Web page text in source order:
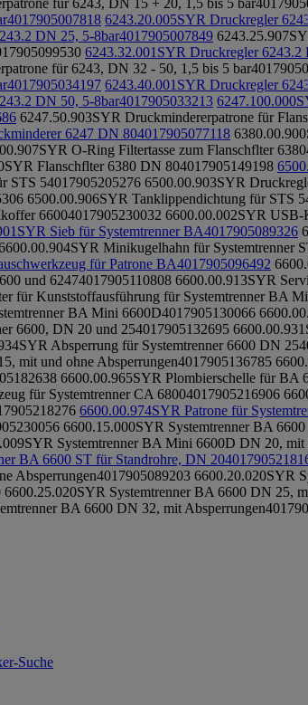
4017905007818 6243.20.005SYR Druckregler
DN 25, 5-8bar4017905007849 6243.25.907
6243.32.001 SYR Druckregler 6243.2
für 6243, DN 32 - 50, 1,5 bis 5 bar
4017905034197 6243.40.001 SYR Druckregler
DN 50, 5-8bar4017905033213 6247.100.000
6247.50.903SYR Druckmindererpatrone für
6247 DN 804017905077118 6380.00.900
SYR O-Ring Filtertasse zum Flanschflter 6380
SYR Flanschflter 6380 DN 804017905149198
STS 54017905205276 6500.00.903SYR
6500.00.906SYR Tanklippendichtung für STS 5
66004017905230032 6600.00.002SYR USB-
SYR Sieb für Systemtrenner BA4017905089326
SYR Minikugelhahn für Systemtrenner
für Patrone BA4017905096492
und 62474017905110808 6600.00.913SYR
für Kunststoffausführung für Systemtrenner BA
BA Mini 6600D4017905130066
6600, DN 20 und 254017905132695 6600.00.931
SYR Absperrung für Systemtrenner 6600 DN 25
mit und ohne Absperrungen4017905136785
6600.00.965SYR Plombierschelle für BA
für Systemtrenner CA 68004017905216906
6600.00.974SYR Patrone für
6600.15.000SYR Systemtrenner BA
SYR Systemtrenner BA Mini 6600D DN 20, mit
BA 6600 ST für Standrohre, DN 20
Absperrungen4017905089203 6600.20.020SYR
6600.25.020SYR Systemtrenner BA 6600 DN 25,
BA 6600 DN 32, mit Absperrungen
Suche